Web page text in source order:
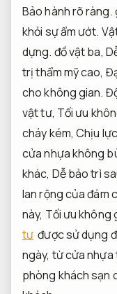
Bảo hành rõ ràng.
khỏi sự ẩm ướt.
dựng. đồ vật ba,
trị thẩm mỹ cao,
cho không gian.
vật tư, Tối ưu
cháy kém, Chịu
cửa nhựa không
khác, Dễ bảo trì
lan rộng của đám
này, Tối ưu không
tư được sử dụng
ngày, từ cửa
phòng khách sạn